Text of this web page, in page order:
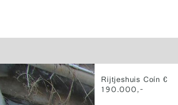
Rijtjeshuis Coín €
190.000,-